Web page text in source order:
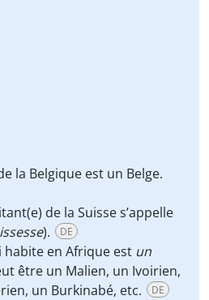
la Belgique est un Belge.
de la Suisse s’appelle
). DE
habite en Afrique est un
être un Malien, un Ivoirien,
un Burkinabé, etc.
DE